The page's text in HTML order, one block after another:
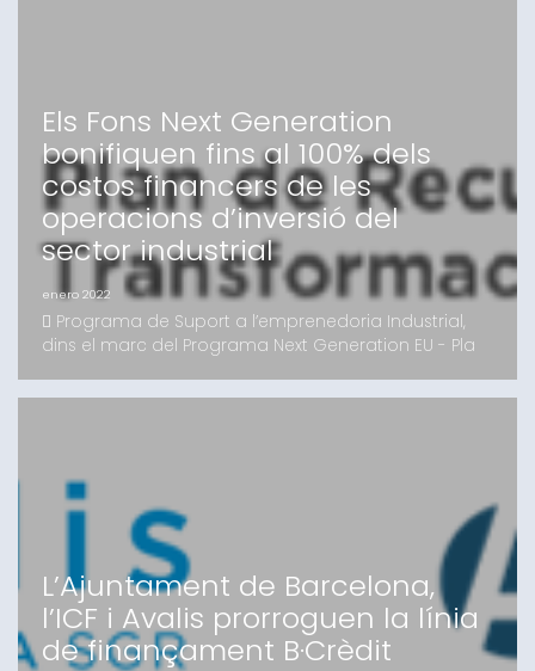
Els Fons Next Generation
bonifiquen fins al 100% dels
costos financers de les
operacions d’inversió del
sector industrial
enero 2022
 Programa de Suport a l’emprenedoria Industrial,
dins el marc del Programa Next Generation EU - Pla
bonificació pot arribar a permetre que el cost
L’Ajuntament de Barcelona,
l’ICF i Avalis prorroguen la línia
de finançament B·Crèdit